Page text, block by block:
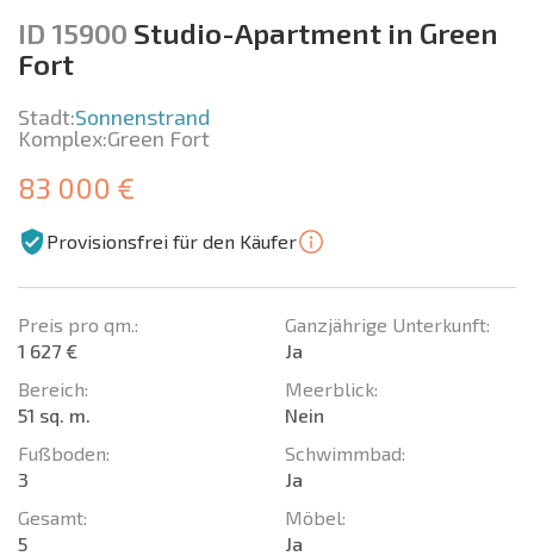
ID 15900 Studio-Apartment in Green
Fort
Stadt:Sonnenstrand
Komplex:Green Fort
83 000 €
Provisionsfrei für den Käufer
Preis pro qm.:
1 627 €
Bereich:
51 sq. m.
Fußboden:
3
Gesamt:
5
Ganzjährige Unterkunft:
Ja
Meerblick:
Nein
Schwimmbad:
Ja
Möbel:
Ja